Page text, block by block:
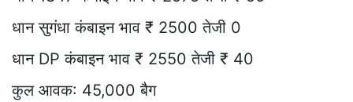
धान सुगंधा कंबाइन भाव ₹ 2500 तेजी 0
धान DP कंबाइन भाव ₹ 2550 तेजी ₹ 40
कुल आवक: 45,000 बैग